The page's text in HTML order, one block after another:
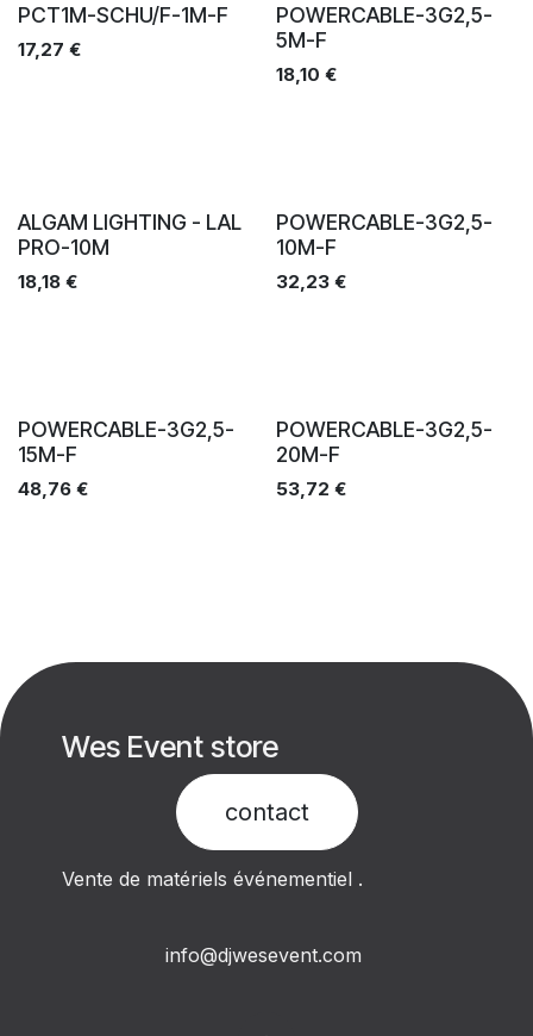
Ventes
PCT1M-SCHU/F-1M-F
17,27 €
Ventes
POWERCABLE-3G2,5-
5M-F
18,10 €
Ventes
ALGAM LIGHTING - LAL
PRO-10M
18,18 €
Ventes
POWERCABLE-3G2,5-
10M-F
32,23€
Ventes
POWERCABLE-3G2,5-
15M-F
48,76 €
Ventes
POWERCABLE-3G2,5-
20M-F
53,72 €
Wes Event store
contact​
Vente de matériels événementiel .
info@djwesevent.com